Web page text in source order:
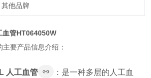
其他品牌
血管HT064050W
要产品信息介绍：
人工血管
：是一种多层的人工血